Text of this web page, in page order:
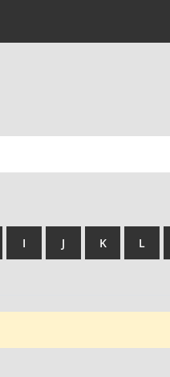
I J K L